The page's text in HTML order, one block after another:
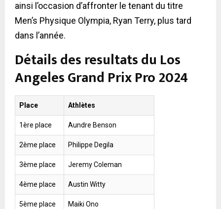
ainsi l’occasion d’affronter le tenant du titre
Men’s Physique Olympia, Ryan Terry, plus tard
dans l’année.
Détails des resultats du Los
Angeles Grand Prix Pro 2024
Place Athlètes
1ère place Aundre Benson
2ème place Philippe Degila
3ème place Jeremy Coleman
4ème place Austin Witty
5ème place Maiki Ono